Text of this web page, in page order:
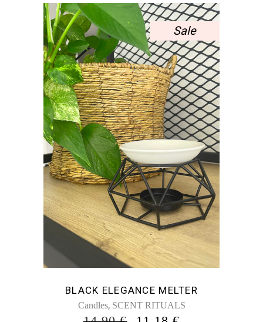
14,25 €.
Sale
BLACK ELEGANCE MELTER
Candles, SCENT RITUALS